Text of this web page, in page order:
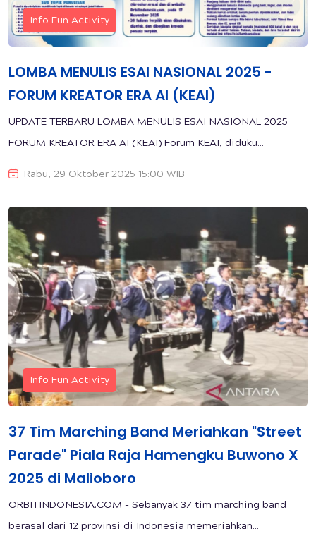
Info Fun Activity
LOMBA MENULIS ESAI NASIONAL 2025 -
FORUM KREATOR ERA AI (KEAI)
UPDATE TERBARU LOMBA MENULIS ESAI NASIONAL 2025
FORUM KREATOR ERA AI (KEAI) Forum KEAI, diduku...
Rabu, 29 Oktober 2025 15:00 WIB
Info Fun Activity
37 Tim Marching Band Meriahkan "Street
Parade" Piala Raja Hamengku Buwono X
2025 di Malioboro
ORBITINDONESIA.COM - Sebanyak 37 tim marching band
berasal dari 12 provinsi di Indonesia memeriahkan...